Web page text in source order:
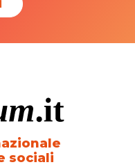
sociali